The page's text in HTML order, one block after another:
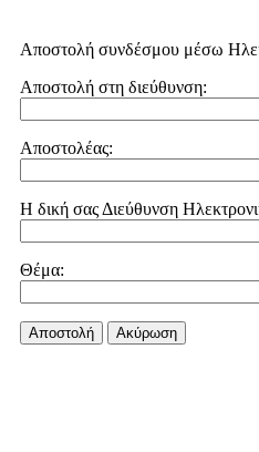
Αποστολή συνδέσμου μέσω
Αποστολή στη διεύθυνση:
Αποστολέας:
Η δική σας Διεύθυνση
Θέμα:
Αποστολή Aκύρωση